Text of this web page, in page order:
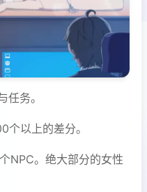
务。
以上的差分。
NPC。绝大部分的女性